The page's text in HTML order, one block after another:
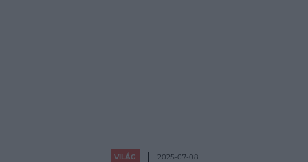
VILÁG 2025-07-08